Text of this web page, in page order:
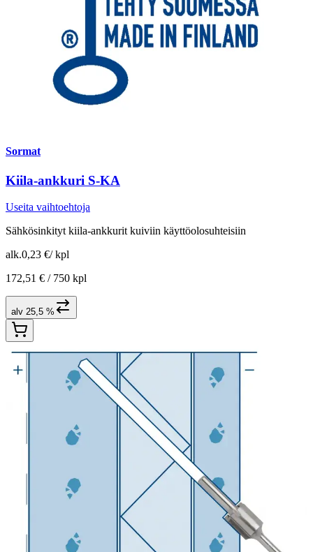
Sormat
Kiila-ankkuri S-KA
Useita vaihtoehtoja
Sähkösinkityt kiila-ankkurit kuiviin käyttöolosuhteisiin
alk.0,23 €/ kpl
172,51 € / 750 kpl
alv 25,5 %